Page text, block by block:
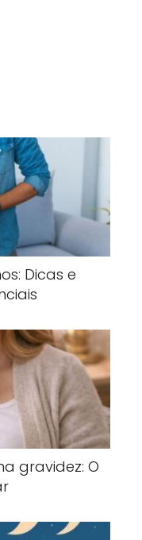
Dicas e
gravidez: O